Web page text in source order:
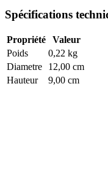
Spécifications
Propriété
Valeur
Poids
0,22 kg
Diametre
12,00 cm
Hauteur
9,00 cm